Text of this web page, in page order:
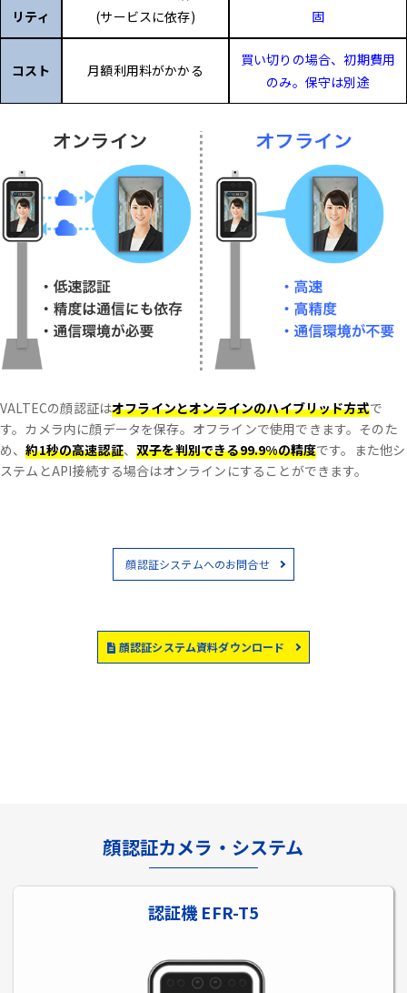
リティ
(サービスに依存)
固
コスト 月額利用料がかかる
買い切りの場合、初期費用
のみ。保守は別途
VALTECの顔認証はオフラインとオンラインのハイブリッド方式で
す。 カメラ内に顔データを保存。オフラインで使用できます。 そのた
め、約1秒の高速認証、双子を判別できる99.9%の精度です。 また他シ
ステムとAPI接続する場合はオンラインにすることができます。
顔認証システムへのお問合せ
顔認証システム資料ダウンロード
顔認証カメラ・システム
認証機 EFR-T5